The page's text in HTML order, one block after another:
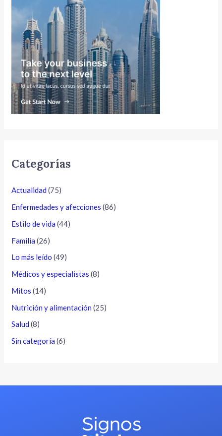
Categorías
Actualidad (75)
Enfermedades y afecciones (86)
Estilo de vida (44)
Familia (26)
Lo más leído (49)
Médicos y especialistas (8)
Mitos (14)
Nutrición y alimentación (25)
Salud (8)
Sin categoría (6)